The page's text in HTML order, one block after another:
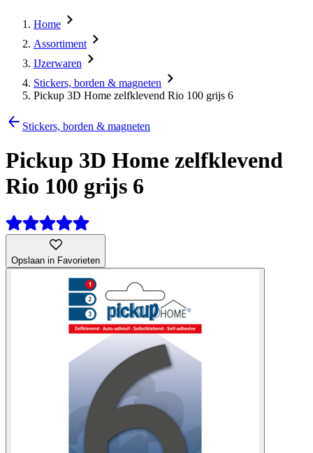
Home
Assortiment
IJzerwaren
Stickers, borden & magneten
Pickup 3D Home zelfklevend Rio 100 grijs 6
Stickers, borden & magneten
Pickup 3D Home zelfklevend
Rio 100 grijs 6
Opslaan in Favorieten